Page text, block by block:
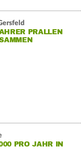
PRALLEN
PRO JAHR IN